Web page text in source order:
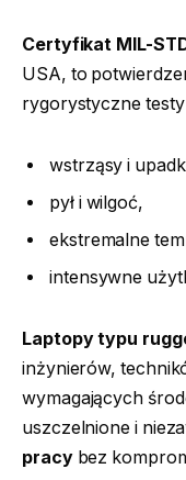
Certyfikat MIL-
USA, to
rygorystyczne
wstrząsy i
pył i wilgoć,
ekstremalne
intensywne
Laptopy typu
inżynierów,
wymagających
uszczelnione i
pracybez